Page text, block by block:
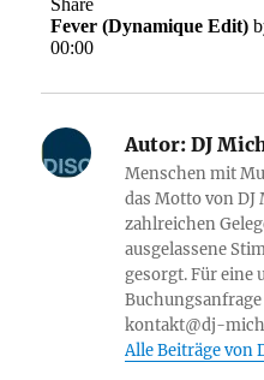
Autor: DJ
Menschen mit
das Motto von DJ
zahlreichen
ausgelassene
gesorgt. Für eine
kontakt@dj-
Alle Beiträge von